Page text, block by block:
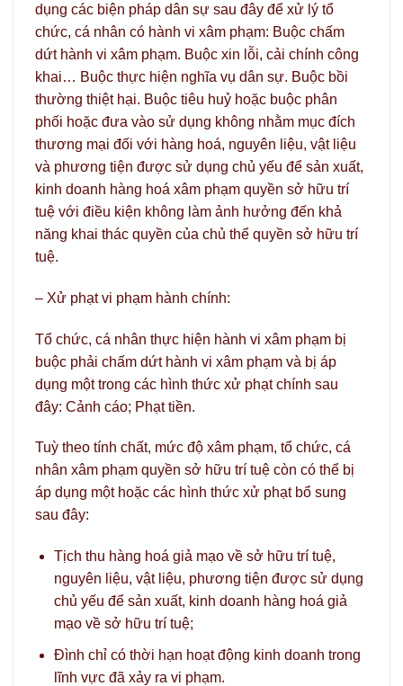
dụng các biện pháp dân sự sau đây để xử lý tổ
chức, cá nhân có hành vi xâm phạm: Buộc chấm
dứt hành vi xâm phạm. Buộc xin lỗi, cải chính công
khai… Buộc thực hiện nghĩa vụ dân sự. Buộc bồi
thường thiệt hại. Buộc tiêu huỷ hoặc buộc phân
phối hoặc đưa vào sử dụng không nhằm mục đích
thương mại đối với hàng hoá, nguyên liệu, vật liệu
và phương tiện được sử dụng chủ yếu để sản xuất,
kinh doanh hàng hoá xâm phạm quyền sở hữu trí
tuệ với điều kiện không làm ảnh hưởng đến khả
năng khai thác quyền của chủ thể quyền sở hữu trí
tuệ.
– Xử phạt vi phạm hành chính:
Tổ chức, cá nhân thực hiện hành vi xâm phạm bị
buộc phải chấm dứt hành vi xâm phạm và bị áp
dụng một trong các hình thức xử phạt chính sau
đây: Cảnh cáo; Phạt tiền.
Tuỳ theo tính chất, mức độ xâm phạm, tổ chức, cá
nhân xâm phạm quyền sở hữu trí tuệ còn có thể bị
áp dụng một hoặc các hình thức xử phạt bổ sung
sau đây:
Tịch thu hàng hoá giả mạo về sở hữu trí tuệ,
nguyên liệu, vật liệu, phương tiện được sử dụng
chủ yếu để sản xuất, kinh doanh hàng hoá giả
mạo về sở hữu trí tuệ;
Đình chỉ có thời hạn hoạt động kinh doanh trong
lĩnh vực đã xảy ra vi phạm.